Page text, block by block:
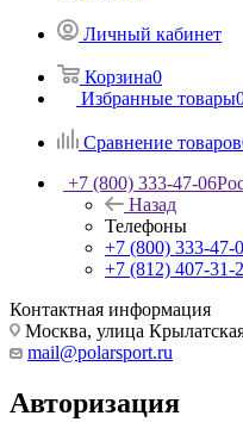
Личный кабинет
Корзина0
Избранные товары
Сравнение товаров
+7 (800) 333-47-06
Назад
Телефоны
+7 (800) 333-47-
+7 (812) 407-31-
Контактная информация
Москва, улица
mail@polarsport.ru
Авторизация